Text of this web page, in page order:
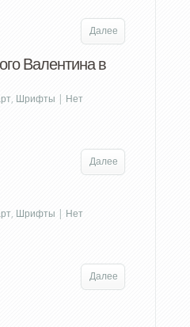
Далее
Валентина в
, Шрифты
Нет
Далее
, Шрифты
Нет
Далее